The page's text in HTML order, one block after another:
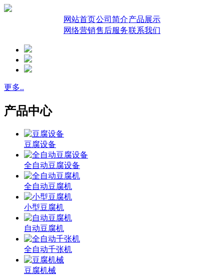
网站首页公司简介产品展示
网络营销售后服务联系我们
更多..
产品中心
豆腐设备
全自动豆腐设备
全自动豆腐机
小型豆腐机
自动豆腐机
全自动千张机
豆腐机械